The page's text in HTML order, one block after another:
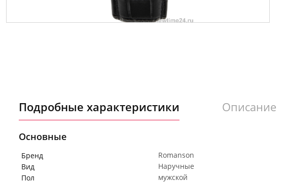
Подробные характеристики Описание
Основные
Бренд
Romanson
Вид
Наручные
Пол
мужской